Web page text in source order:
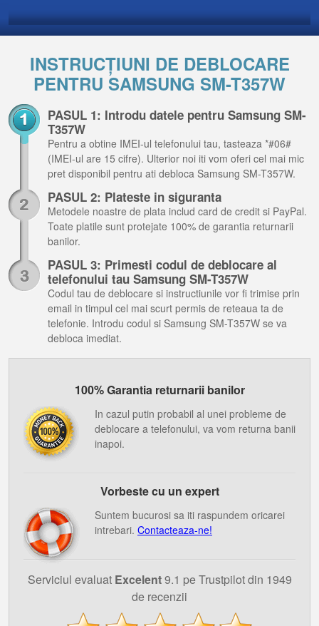
INSTRUCȚIUNI DE DEBLOCARE
PENTRU SAMSUNG SM-T357W
PASUL 1: Introdu datele pentru Samsung SM-
T357W
Pentru a obtine IMEI-ul telefonului tau, tasteaza *#06#
(IMEI-ul are 15 cifre). Ulterior noi iti vom oferi cel mai mic
pret disponibil pentru ati debloca Samsung SM-T357W.
PASUL 2: Plateste in siguranta
Metodele noastre de plata includ card de credit si PayPal.
Toate platile sunt protejate 100% de garantia returnarii
banilor.
PASUL 3: Primesti codul de deblocare al
telefonului tau Samsung SM-T357W
Codul tau de deblocare si instructiunile vor fi trimise prin
email in timpul cel mai scurt permis de reteaua ta de
telefonie. Introdu codul si Samsung SM-T357W se va
debloca imediat.
100% Garantia returnarii banilor
In cazul putin probabil al unei probleme de
deblocare a telefonului, va vom returna banii
inapoi.
Vorbeste cu un expert
Suntem bucurosi sa iti raspundem oricarei
intrebari. Contacteaza-ne!
Serviciul evaluat Excelent9.1 pe Trustpilot din 1949
de recenzii